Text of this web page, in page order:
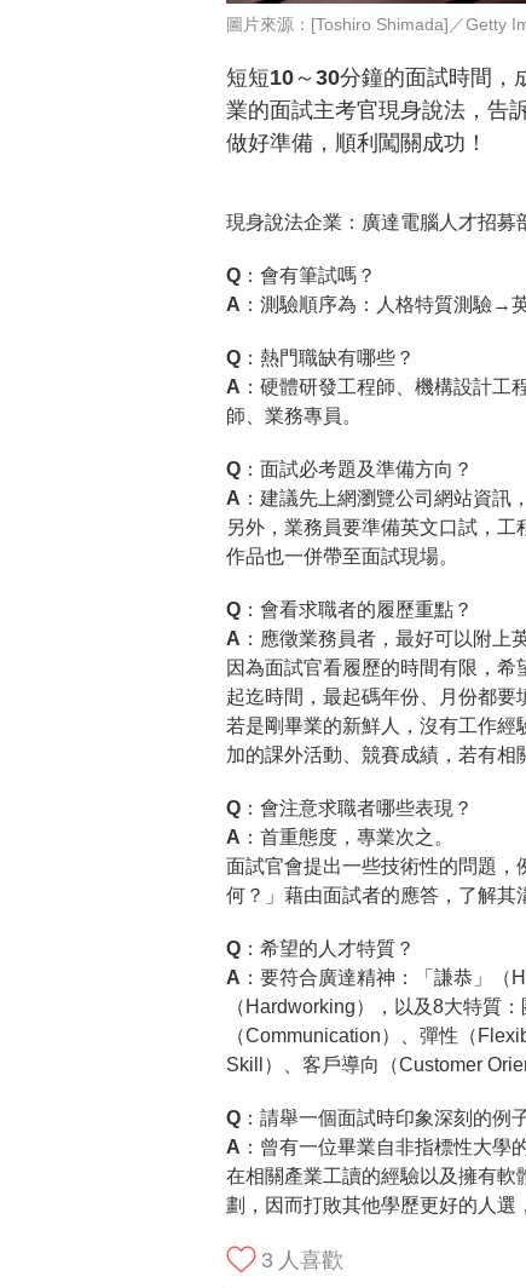
圖片來源：[Toshiro Shimada]／Getty
短短10～30分鐘的面試時間，
業的面試主考官現身說法，告
做好準備，順利闖關成功！
現身說法企業：廣達電腦人才招
Q：會有筆試嗎？
A： 測驗順序為：人格特質測驗→
Q：熱門職缺有哪些？
A： 硬體研發工程師、機構設計工
師、業務專員。
Q：面試必考題及準備方向？
A： 建議先上網瀏覽公司網站資訊
另外，業務員要準備英文口試，工
作品也一併帶至面試現場。
Q：會看求職者的履歷重點？
A： 應徵業務員者，最好可以附上
因為面試官看履歷的時間有限，
起迄時間，最起碼年份、月份都要
若是剛畢業的新鮮人，沒有工作
加的課外活動、競賽成績，若有相
Q：會注意求職者哪些表現？
A： 首重態度，專業次之。
面試官會提出一些技術性的問題
何？」藉由面試者的應答，了解其
Q：希望的人才特質？
A： 要符合廣達精神：「謙恭」（
（Hardworking），以及8大特質
（Communication）、彈性（
Skill）、客戶導向（Customer
Q：請舉一個面試時印象深刻的例子
A： 曾有一位畢業自非指標性大學
在相關產業工讀的經驗以及擁有軟
劃，因而打敗其他學歷更好的人選
3 人喜歡